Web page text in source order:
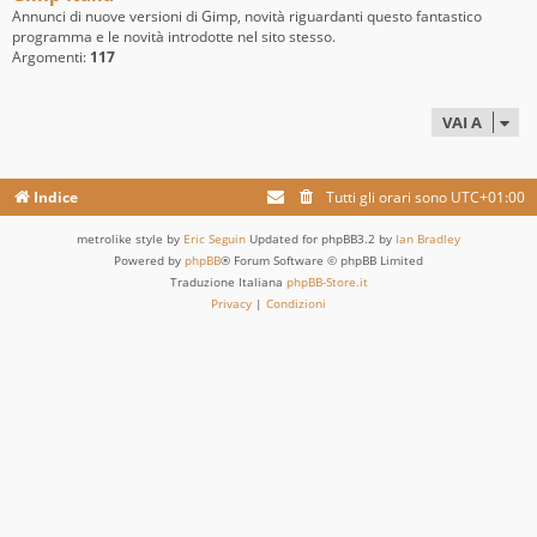
Annunci di nuove versioni di Gimp, novità riguardanti questo fantastico
programma e le novità introdotte nel sito stesso.
Argomenti: 117
VAI A
Indice Tutti gli orari sono UTC+01:00
metrolike style by Eric Seguin Updated for phpBB3.2 by Ian Bradley
Powered by phpBB® Forum Software © phpBB Limited
Traduzione Italiana phpBB-Store.it
Privacy | Condizioni